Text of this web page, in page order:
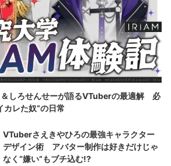
＆しろせんせーが語るVTuberの最適解 必
カレた奴”の日常
VTuberさえきやひろの最強キャラクター
デザイン術 アバター制作は好きだけじゃ
なく“嫌い”もブチ込む!?